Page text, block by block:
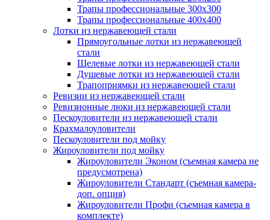
Трапы профессиональные 300х300
Трапы профессиональные 400х400
Лотки из нержавеющей стали
Прямоугольные лотки из нержавеющей
стали
Щелевые лотки из нержавеющей стали
Душевые лотки из нержавеющей стали
Трапоприямки из нержавеющей стали
Ревизии из нержавеющей стали
Ревизионные люки из нержавеющей стали
Пескоуловители из нержавеющей стали
Крахмалоуловители
Пескоуловители под мойку
Жироуловители под мойку
Жироуловители Эконом (съемная камера не
предусмотрена)
Жироуловители Стандарт (съемная камера-
доп. опция)
Жироуловители Профи (съемная камера в
комплекте)